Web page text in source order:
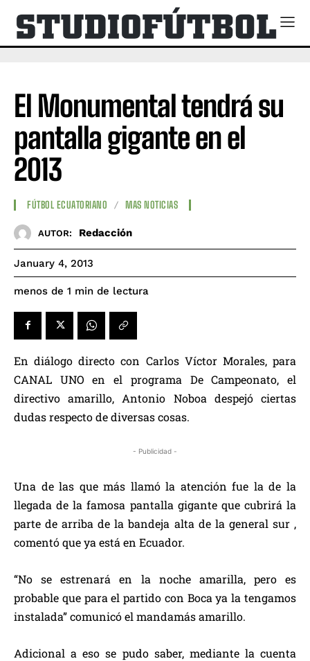
El Monumental tendrá su
pantalla gigante en el
2013
FÚTBOL ECUATORIANO MAS NOTICIAS
AUTOR: Redacción
January 4, 2013
menos de 1 min de lectura
En diálogo directo con Carlos Víctor Morales, para
CANAL UNO en el programa De Campeonato, el
directivo amarillo, Antonio Noboa despejó ciertas
dudas respecto de diversas cosas.
- Publicidad -
Una de las que más llamó la atención fue la de la
llegada de la famosa pantalla gigante que cubrirá la
parte de arriba de la bandeja alta de la general sur ,
comentó que ya está en Ecuador.
“No se estrenará en la noche amarilla, pero es
probable que para el partido con Boca ya la tengamos
instalada” comunicó el mandamás amarillo.
Adicional a eso se pudo saber, mediante la cuenta